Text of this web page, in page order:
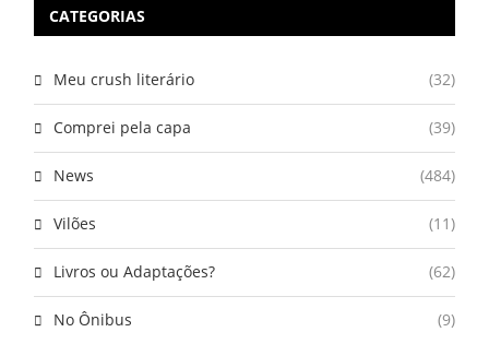
CATEGORIAS
Meu crush literário (32)
Comprei pela capa (39)
News (484)
Vilões (11)
Livros ou Adaptações? (62)
No Ônibus (9)